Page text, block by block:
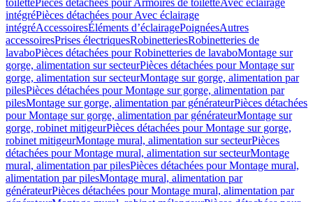
toilettePièces détachées pour Armoires de toiletteAvec éclairage
intégréPièces détachées pour Avec éclairage
intégréAccessoiresÉléments d’éclairagePoignéesAutres
accessoiresPrises électriquesRobinetteriesRobinetteries de
lavaboPièces détachées pour Robinetteries de lavaboMontage sur
gorge, alimentation sur secteurPièces détachées pour Montage sur
gorge, alimentation sur secteurMontage sur gorge, alimentation par
pilesPièces détachées pour Montage sur gorge, alimentation par
pilesMontage sur gorge, alimentation par générateurPièces détachées
pour Montage sur gorge, alimentation par générateurMontage sur
gorge, robinet mitigeurPièces détachées pour Montage sur gorge,
robinet mitigeurMontage mural, alimentation sur secteurPièces
détachées pour Montage mural, alimentation sur secteurMontage
mural, alimentation par pilesPièces détachées pour Montage mural,
alimentation par pilesMontage mural, alimentation par
générateurPièces détachées pour Montage mural, alimentation par